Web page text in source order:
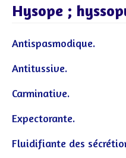
Hysope ;
Antispasmodique.
Antitussive.
Carminative.
Expectorante.
Fluidifiante des